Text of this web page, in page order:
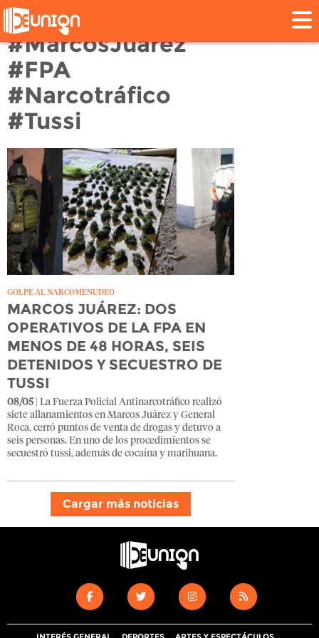
Tag: #Policiales
#MarcosJuárez
#FPA
#Narcotráfico
#Tussi
GOLPE AL NARCOMENUDEO
MARCOS JUÁREZ: DOS
OPERATIVOS DE LA FPA EN
MENOS DE 48 HORAS, SEIS
DETENIDOS Y SECUESTRO DE
TUSSI
08/05 | La Fuerza Policial Antinarcotráfico realizó
siete allanamientos en Marcos Juárez y General
Roca, cerró puntos de venta de drogas y detuvo a
seis personas. En uno de los procedimientos se
secuestró tussi, además de cocaína y marihuana.
Cargar más noticias